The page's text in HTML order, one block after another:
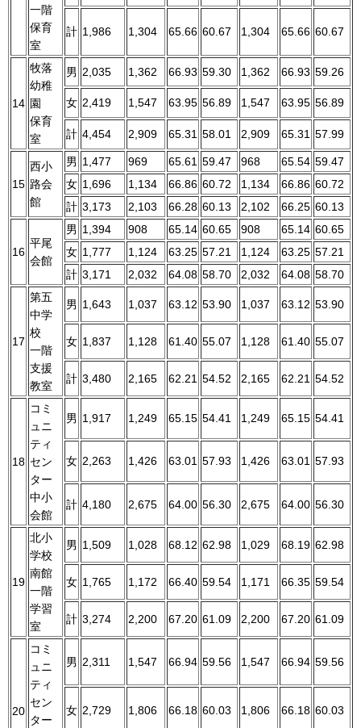
一階
保育
室
計 1,986 1,304 65.66 60.67 1,304 65.66 60.67
14
牧落
幼稚
園
保育
室
男 2,035 1,362 66.93 59.30 1,362 66.93 59.26
女 2,419 1,547 63.95 56.89 1,547 63.95 56.89
計 4,454 2,909 65.31 58.01 2,909 65.31 57.99
15
西小
路会
館
男 1,477 969 65.61 59.47 968 65.54 59.47
女 1,696 1,134 66.86 60.72 1,134 66.86 60.72
計 3,173 2,103 66.28 60.13 2,102 66.25 60.13
16
平尾
会館
男 1,394 908 65.14 60.65 908 65.14 60.65
女 1,777 1,124 63.25 57.21 1,124 63.25 57.21
計 3,171 2,032 64.08 58.70 2,032 64.08 58.70
17
第五
中学
校
一階
支援
教室
男 1,643 1,037 63.12 53.90 1,037 63.12 53.90
女 1,837 1,128 61.40 55.07 1,128 61.40 55.07
計 3,480 2,165 62.21 54.52 2,165 62.21 54.52
18
コミ
ュニ
ティ
セン
ター
中小
会館
男 1,917 1,249 65.15 54.41 1,249 65.15 54.41
女 2,263 1,426 63.01 57.93 1,426 63.01 57.93
計 4,180 2,675 64.00 56.30 2,675 64.00 56.30
19
北小
学校
南館
一階
学習
室
男 1,509 1,028 68.12 62.98 1,029 68.19 62.98
女 1,765 1,172 66.40 59.54 1,171 66.35 59.54
計 3,274 2,200 67.20 61.09 2,200 67.20 61.09
20
コミ
ュニ
ティ
セン
ター
男 2,311 1,547 66.94 59.56 1,547 66.94 59.56
女 2,729 1,806 66.18 60.03 1,806 66.18 60.03